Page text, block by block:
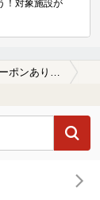
！対象施設が